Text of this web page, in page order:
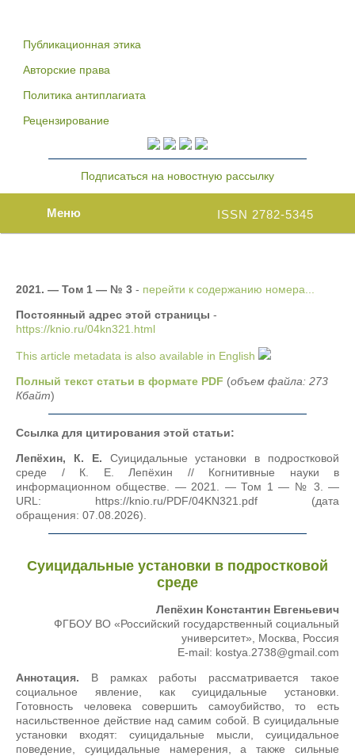
Публикационная этика
Авторские права
Политика антиплагиата
Рецензирование
Подписаться на новостную рассылку
ISSN 2782-5345
Меню
2021. — Том 1 — № 3 - перейти к содержанию номера...
Постоянный адрес этой страницы -
https://knio.ru/04kn321.html
This article metadata is also available in English
Полный текст статьи в формате PDF (объем файла: 273
Кбайт)
Ссылка для цитирования этой статьи:
Лепёхин, К. Е. Суицидальные установки в подростковой
среде / К. Е. Лепёхин // Когнитивные науки в
информационном обществе. — 2021. — Том 1 — № 3. —
URL: https://knio.ru/PDF/04KN321.pdf (дата
обращения: 07.08.2026).
Суицидальные установки в подростковой
среде
Лепёхин Константин Евгеньевич
ФГБОУ ВО «Российский государственный социальный
университет», Москва, Россия
E-mail: kostya.2738@gmail.com
Аннотация. В рамках работы рассматривается такое
социальное явление, как суицидальные установки.
Готовность человека совершить самоубийство, то есть
насильственное действие над самим собой. В суицидальные
установки входят: суицидальные мысли, суицидальное
поведение, суицидальные намерения, а также сильные